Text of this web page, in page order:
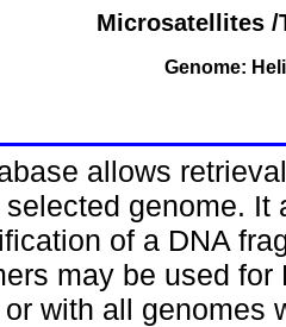
Microsatellites /
Genome:
allows
genome.
of a DNA
may be used
with all genomes